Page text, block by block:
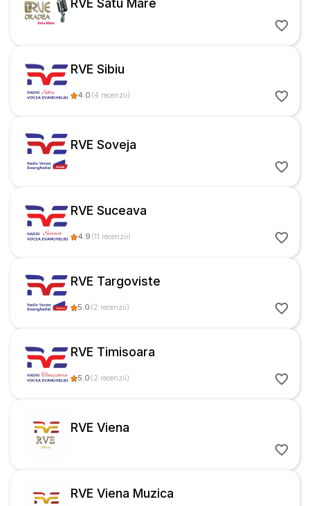
RVE Sibiu
4.0 (4 recenzii)
RVE Soveja
RVE Suceava
4.9 (11 recenzii)
RVE Targoviste
5.0 (2 recenzii)
RVE Timisoara
5.0 (2 recenzii)
RVE Viena
RVE Viena Muzica